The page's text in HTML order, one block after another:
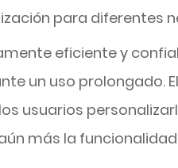
para diferentes
eficiente y
un uso prolongado.
usuarios
más la